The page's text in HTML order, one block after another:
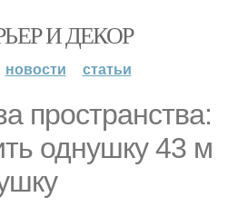
И ДЕКОР
новости статьи
пространства:
однушку 43 м